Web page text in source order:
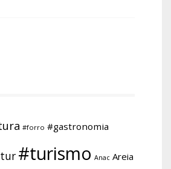
#forro #gastronomia
#turismo Anac Areia